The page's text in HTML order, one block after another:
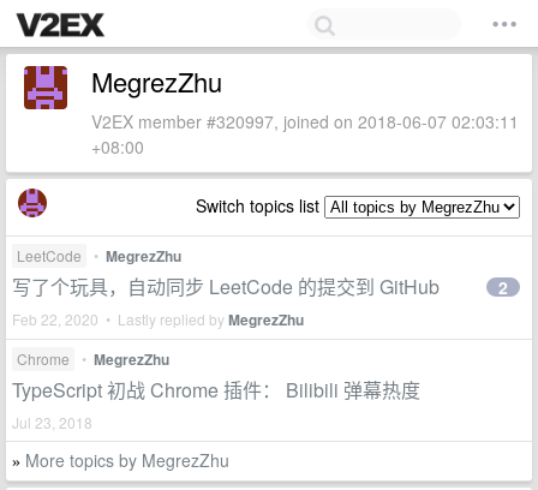
MegrezZhu
V2EX member #320997, joined on 2018-06-07 02:03:11
+08:00
Switch topics list
LeetCode • MegrezZhu
写了个玩具，自动同步 LeetCode 的提交到 GitHub
Feb 22, 2020 • Lastly replied byMegrezZhu
2
Chrome • MegrezZhu
TypeScript 初战 Chrome 插件： Bilibili 弹幕热度
Jul 23, 2018
» More topics by MegrezZhu